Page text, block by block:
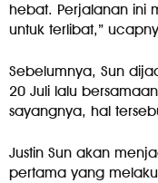
hebat. Perjalanan ini
untuk terlibat,”
Sebelumnya, Sun
20 Juli lalu
sayangnya, hal
Justin Sun akan
pertama yang